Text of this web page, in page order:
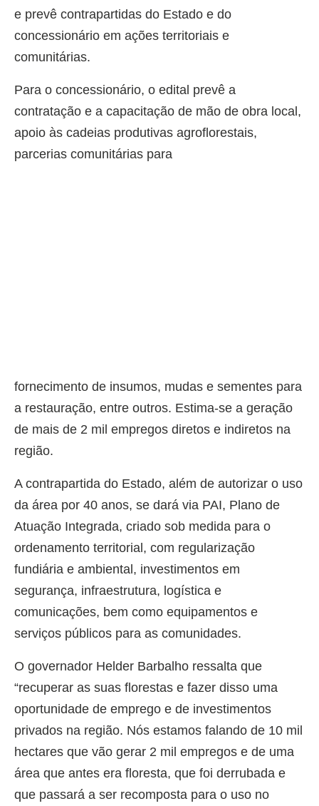
e prevê contrapartidas do Estado e do
concessionário em ações territoriais e
comunitárias.
Para o concessionário, o edital prevê a
contratação e a capacitação de mão de obra local,
apoio às cadeias produtivas agroflorestais,
parcerias comunitárias para
fornecimento de insumos, mudas e sementes para
a restauração, entre outros. Estima-se a geração
de mais de 2 mil empregos diretos e indiretos na
região.
A contrapartida do Estado, além de autorizar o uso
da área por 40 anos, se dará via PAI, Plano de
Atuação Integrada, criado sob medida para o
ordenamento territorial, com regularização
fundiária e ambiental, investimentos em
segurança, infraestrutura, logística e
comunicações, bem como equipamentos e
serviços públicos para as comunidades.
O governador Helder Barbalho ressalta que
“recuperar as suas florestas e fazer disso uma
oportunidade de emprego e de investimentos
privados na região. Nós estamos falando de 10 mil
hectares que vão gerar 2 mil empregos e de uma
área que antes era floresta, que foi derrubada e
que passará a ser recomposta para o uso no